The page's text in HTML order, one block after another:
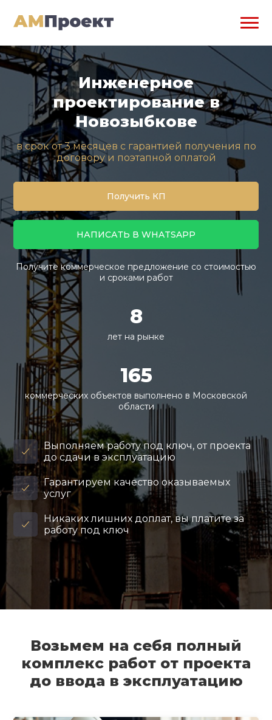
Инженерное
проектирование в
Новозыбкове
в срок от 3 месяцев с гарантией получения по
договору и поэтапной оплатой
Получить КП
НАПИСАТЬ В WHATSAPP
Получите коммерческое предложение со стоимостью
и сроками работ
8
лет на рынке
165
коммерческих объектов выполнено в Московской
области
Выполняем работу под ключ, от проекта
до сдачи в эксплуатацию
Гарантируем качество оказываемых
услуг
Никаких лишних доплат, вы платите за
работу под ключ
Возьмем на себя полный
комплекс работ от проекта
до ввода в эксплуатацию